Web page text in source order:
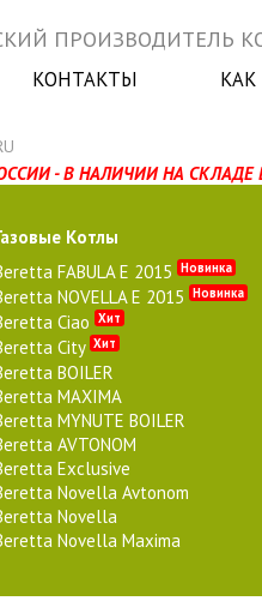
ПРОИЗВОДИТЕЛЬ
КОНТАКТЫ
- В НАЛИЧИИ НА
Котлы
FABULA E 2015 Новинка
NOVELLA E 2015 Новинка
Ciao Хит
City Хит
BOILER
MAXIMA
MYNUTE BOILER
AVTONOM
Exclusive
Novella Avtonom
Novella
Novella Maxima